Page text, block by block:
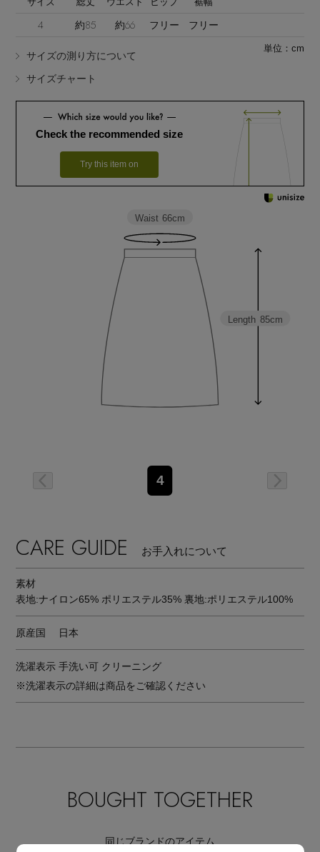
Stay inthe Loop
ELLE SHOP 公式アプリ
4 約85 約66 フリー フリー
サイズの測り方について
サイズチャート
単位：cm
Check the recommended size
Try this item on
Length 85cm
Waist 66cm
4
CARE GUIDE お手入れについて
素材
表地:ナイロン65% ポリエステル35% 裏地:ポリエステル100%
原産国 日本
洗濯表示 手洗い可 クリーニング
※洗濯表示の詳細は商品をご確認ください
BOUGHT TOGETHER
同じブランドのアイテム